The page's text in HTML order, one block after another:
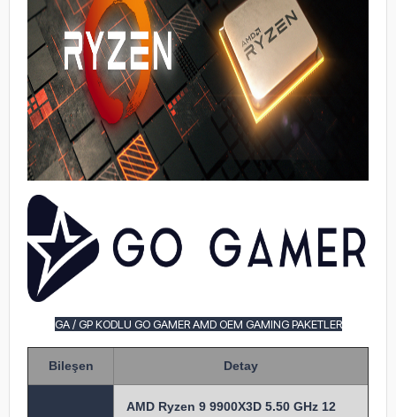
GA / GP KODLU GO GAMER AMD OEM GAMING PAKETLER
Bileşen Detay
AMD Ryzen 9 9900X3D 5.50 GHz 12